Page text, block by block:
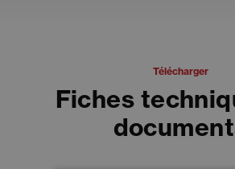
Télécharger
Fiches